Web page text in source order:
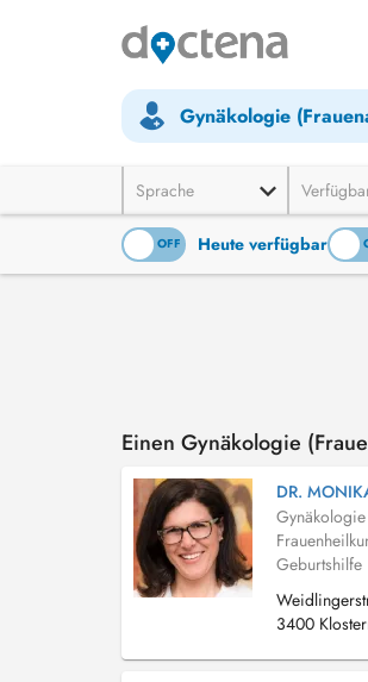
Gynäkologie
Sprache
OFF Heute verfügbar
ON
Einen Gynäkologie
DR.
Geburtshilfe
3400